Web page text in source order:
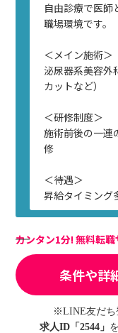
自由診療で医師
職場環境です。
＜メイン施術＞
泌尿器系美容外
カットなど）
＜研修制度＞
施術前後の一連
修
＜待遇＞
昇給タイミング
カンタン1分! 無料転
条件や詳
※LINE友だち
求人ID「2544」